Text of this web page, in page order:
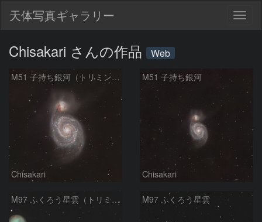
天体写真ギャラリー
Chisakari さんの作品 Web
M51 子持ち銀河（トリミング拡大）
Chisakari
M51 子持ち銀河
Chisakari
M97 ふくろう星雲（トリミング拡大） M97 ふくろう星雲